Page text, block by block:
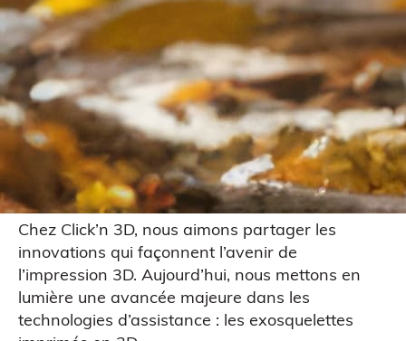
Chez Click’n 3D, nous aimons partager les
innovations qui façonnent l’avenir de
l’impression 3D. Aujourd’hui, nous mettons en
lumière une avancée majeure dans les
technologies d’assistance : les exosquelettes